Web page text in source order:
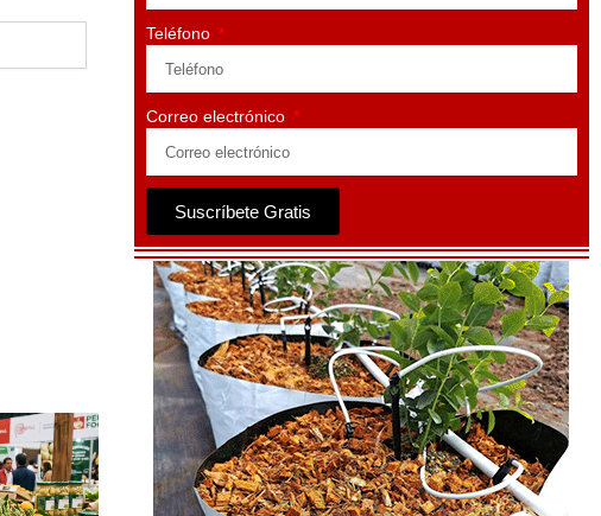
Teléfono
Correo electrónico
Suscríbete Gratis